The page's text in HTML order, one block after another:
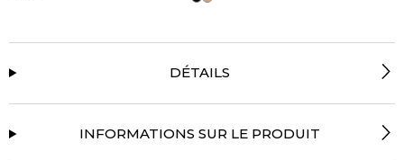
DÉTAILS
INFORMATIONS SUR LE PRODUIT